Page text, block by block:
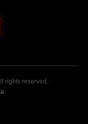
rights reserved.